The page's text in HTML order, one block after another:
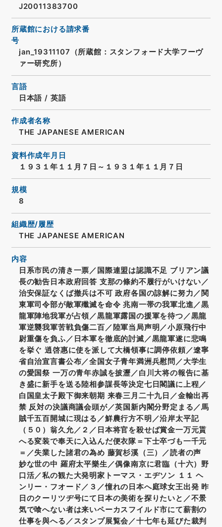
J20011383700
所蔵館における請求番
号
jan_19311107（所蔵館：スタンフォード大学フーヴ
ァー研究所）
言語
日本語 / 英語
作成者名称
THE JAPANESE AMERICAN
資料作成年月日
１９３１年１１月７日～１９３１年１１月７日
規模
8
組織歴/履歴
THE JAPANESE AMERICAN
内容
日系市民の清き一票／国際連盟は認識不足 ブリアン議
長の勧告日本政府回答 支那の條約不履行がいけない／
治安保証なくば撤兵は不可 政府各国の諒解に努力／関
東軍司令部が敵軍殲滅を命令 兆南一帯の我軍北進／黒
龍軍陣地我軍が占領／黒龍軍露国の援軍を待つ／黒龍
軍逆襲我軍苦戦負傷二百／陸軍当局声明／小原飛行中
尉重傷を負ふ／日本軍を徹底的討滅／黒龍軍遂に悲鳴
を挙ぐ 逍啓惠に使を派して大橋領事に調停依頼／遼寧
省自治宣言書公布／全国女子青年満洲兵慰問／大学生
の愛国祭 一万の青年赤誠を披瀝／白川大将の報告に基
き盛に新手を送る陸相参謀長等決定七日閣議に上程／
白国皇太子殿下御来朝期 来春三月二十九日／金輸出再
禁 反対の決議商議会頭が／英国新内閣分野定まる／馬
賊千五百開城に現はる／鮮農行方不明／沿岸太平記
（５０）翁久允／２／日本将官を殺せば賞金一万元貰
へる変装で奉天に入込んだ便衣隊＝下士卒づも一千元
＝／失業した諸君の為め 藤賀杉溪（三）／読者の声
妙な世の中 羅府太平樂生／偶像南京に君臨（十六）野
口活／私の観た大発明家トーマス・エヂソン １１ ヘ
ンリー・フオード／３／憧れの日本へ庭球女王出発 昨
日のクーリツヂ号にて日本の美術を探りたいと／不景
気で喰へない者は来いペーカスフイルド市にて薪割の
仕事を與へる／スタンプ展覧会／十七年も延びた裁判